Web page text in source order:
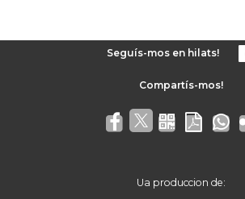
Seguís-mos en hilats!
Ua produccion de: